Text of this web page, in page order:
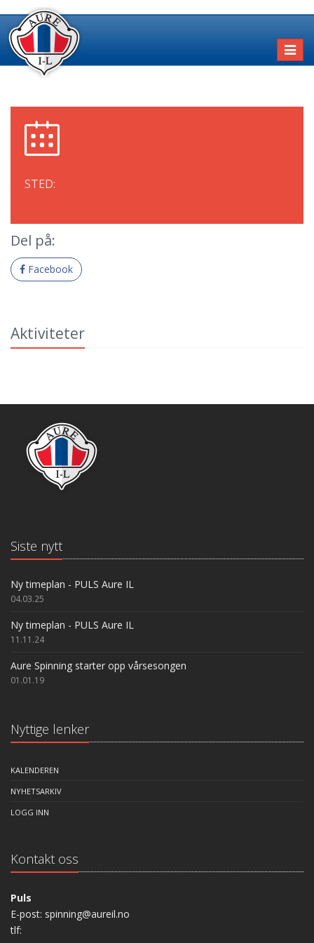
STED:
Del på:
Facebook
Aktiviteter
Siste nytt
Ny timeplan - PULS Aure IL
04.03.25
Ny timeplan - PULS Aure IL
11.11.24
Aure Spinning starter opp vårsesongen
01.01.19
Nyttige lenker
KALENDEREN
NYHETSARKIV
LOGG INN
Kontakt oss
Puls
E-post: spinning@aureil.no
tlf: